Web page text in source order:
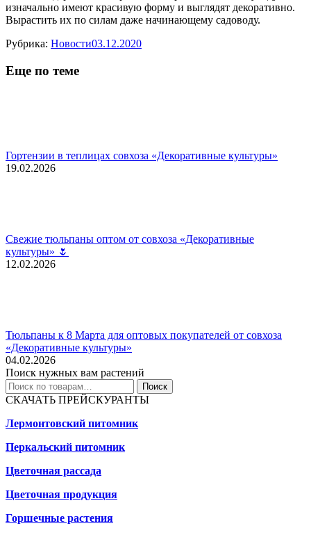
изначально имеют красивую форму и выглядят декоративно.
Вырастить их по силам даже начинающему садоводу.
Рубрика: Новости03.12.2020
Еще по теме
Гортензии в теплицах совхоза «Декоративные культуры»
19.02.2026
Свежие тюльпаны оптом от совхоза «Декоративные
культуры» 🌷
12.02.2026
Тюльпаны к 8 Марта для оптовых покупателей от совхоза
«Декоративные культуры»
04.02.2026
Поиск нужных вам растений
Искать:
Поиск
СКАЧАТЬ ПРЕЙСКУРАНТЫ
Лермонтовский питомник
Перкальский питомник
Цветочная рассада
Цветочная продукция
Горшечные растения